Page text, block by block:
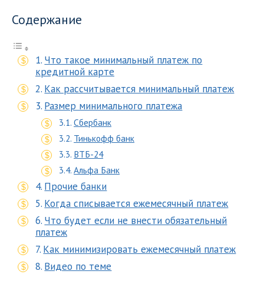
Содержание
Что такое минимальный платеж по
кредитной карте
Как рассчитывается минимальный платеж
Размер минимального платежа
Сбербанк
Тинькофф банк
ВТБ-24
Альфа Банк
Прочие банки
Когда списывается ежемесячный платеж
Что будет если не внести обязательный
платеж
Как минимизировать ежемесячный платеж
Видео по теме